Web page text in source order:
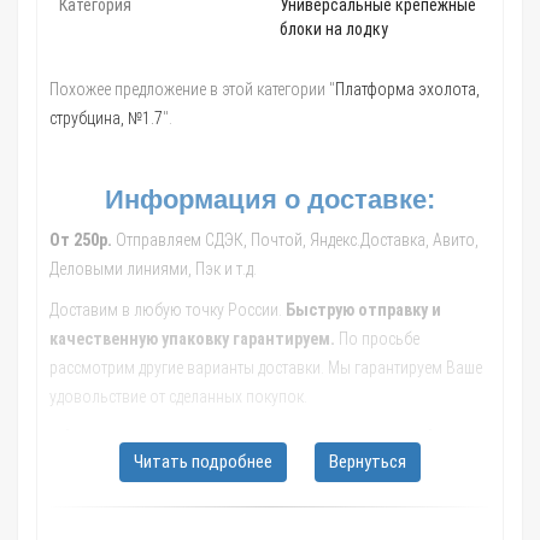
Категория
Универсальные крепежные
блоки на лодку
Похожее предложение в этой категории "Платформа эхолота,
струбцина, №1.7".
Информация о доставке:
От 250р. Отправляем СДЭК, Почтой, Яндекс.Доставка, Авито,
Деловыми линиями, Пэк и т.д.
Доставим в любую точку России.
Быструю отправку и
качественную упаковку гарантируем. По просьбе
рассмотрим другие варианты доставки. Мы гарантируем Ваше
удовольствие от сделанных покупок.
транспортной компании, рассчитают стоимость и сроки
Читать подробнее Вернуться